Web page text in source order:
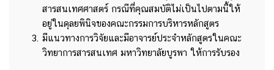
สารสนเทศศาสตร์ กรณีที่คุณสมบัติไม่เป็นไปตามนี้ให้
อยู่ในดุลยพินิจของคณะกรรมการบริหารหลักสูตร
มีแนวทางการวิจัยและมีอาจารย์ประจำหลักสูตรในคณะ
วิทยาการสารสนเทศ มหาวิทยาลัยบูรพา ให้การรับรอง